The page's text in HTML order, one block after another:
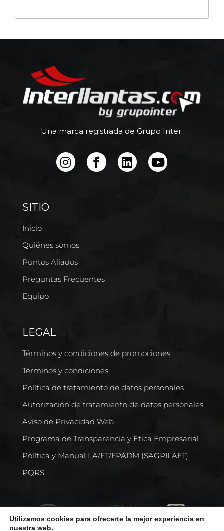
Una marca registrada de Grupo Inter.
SITIO
Inicio
Quiénes somos
Puntos Aliados
Preguntas Frecuentes
Equipo
LEGAL
Términos y condiciones de promociones
Términos y condiciones
Política de tratamiento de datos personales
Autorización de tratamiento de datos personales
Aviso de Privacidad Web
Programa de Transparencia y Ética Empresarial
Política y Manual LA/FT/FPADM (SAGRILAFT)
PQRS
Utilizamos cookies para ofrecerte la mejor experiencia en
nuestra web.